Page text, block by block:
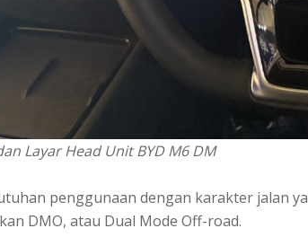
Layar Head Unit BYD M6 DM
penggunaan dengan karakter jalan
DMO, atau Dual Mode Off-road.